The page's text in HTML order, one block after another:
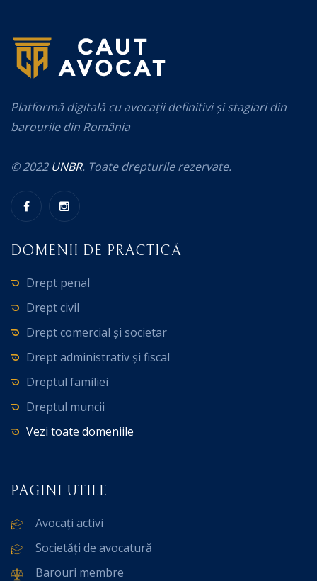
Platformă digitală cu avocații definitivi și stagiari din
barourile din România
© 2022 UNBR. Toate drepturile rezervate.
DOMENII DE PRACTICĂ
Drept penal
Drept civil
Drept comercial și societar
Drept administrativ și fiscal
Dreptul familiei
Dreptul muncii
Vezi toate domeniile
PAGINI UTILE
Avocați activi
Societăți de avocatură
Barouri membre